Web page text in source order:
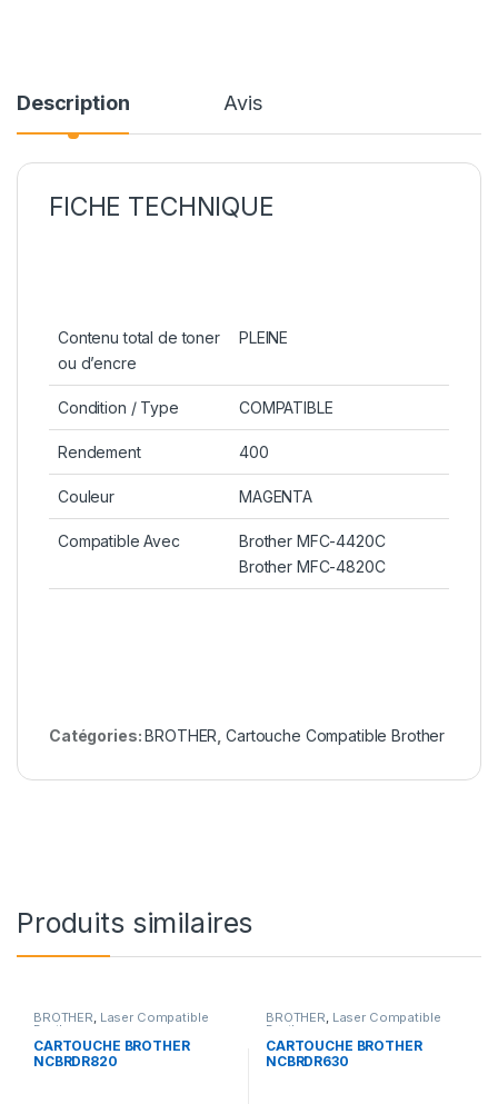
Description Avis
FICHE TECHNIQUE
Contenu total de toner
ou d’encre
PLEINE
Condition / Type COMPATIBLE
Rendement 400
Couleur MAGENTA
Compatible Avec
Brother MFC-4420C
Brother MFC-4820C
Catégories: BROTHER,Cartouche Compatible Brother
Produits similaires
BROTHER, Laser Compatible
Brother
CARTOUCHE BROTHER
NCBRDR820
BROTHER, Laser Compatible
Brother
CARTOUCHE BROTHER
NCBRDR630